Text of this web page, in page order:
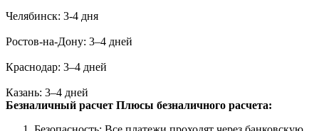
Челябинск: 3-4 дня
Ростов-на-Дону: 3–4 дней
Краснодар: 3–4 дней
Казань: 3–4 дней
Безналичный расчет Плюсы безналичного расчета: